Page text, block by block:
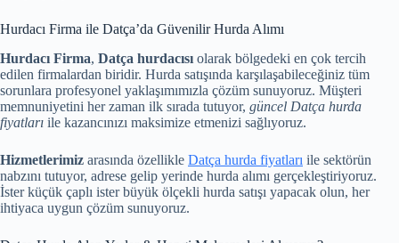
Hurdacı Firma ile Datça’da Güvenilir Hurda Alımı
Hurdacı Firma, Datça hurdacısı olarak bölgedeki en çok tercih
edilen firmalardan biridir. Hurda satışında karşılaşabileceğiniz tüm
sorunlara profesyonel yaklaşımımızla çözüm sunuyoruz. Müşteri
memnuniyetini her zaman ilk sırada tutuyor, güncel Datça hurda
fiyatları ile kazancınızı maksimize etmenizi sağlıyoruz.
Hizmetlerimiz arasında özellikle Datça hurda fiyatları ile sektörün
nabzını tutuyor, adrese gelip yerinde hurda alımı gerçekleştiriyoruz.
İster küçük çaplı ister büyük ölçekli hurda satışı yapacak olun, her
ihtiyaca uygun çözüm sunuyoruz.